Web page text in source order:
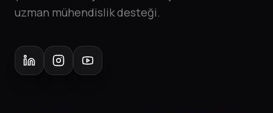
uzman mühendislik desteği.